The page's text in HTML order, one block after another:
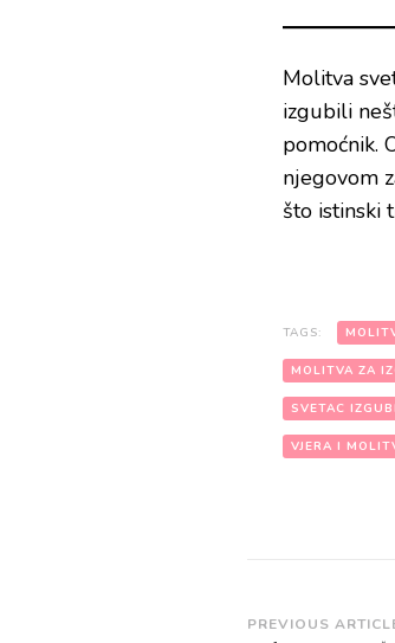
Molitva
izgubili
pomoćnik.
njegovom
što istinski
TAGS:
MOLITVA ZA
SVETAC
VJERA I
Post
PREVIOUS